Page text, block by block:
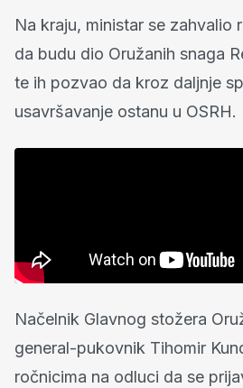
Na kraju, ministar se zahvalio
da budu dio Oružanih snaga
te ih pozvao da kroz daljnje
usavršavanje ostanu u OSRH.
Načelnik Glavnog stožera
general-pukovnik Tihomir
ročnicima na odluci da se